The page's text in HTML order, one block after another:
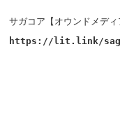
サガコア【オウンドメディ
https://lit.link/